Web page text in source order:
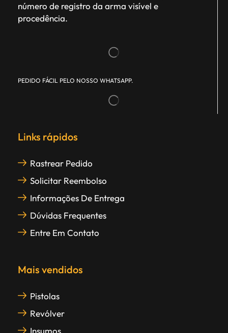
número de registro da arma visível e
procedência.
PEDIDO FÁCIL PELO NOSSO WHATSAPP.
Links rápidos
Rastrear Pedido
Solicitar Reembolso
Informações De Entrega
Dúvidas Frequentes
Entre Em Contato
Mais vendidos
Pistolas
Revólver